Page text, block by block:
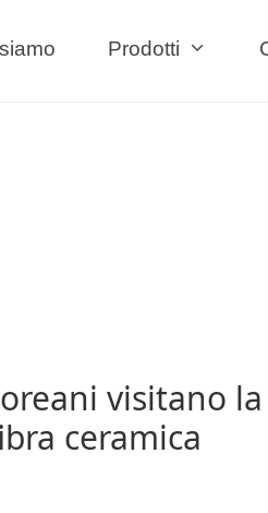
Prodotti
visitano
ceramica